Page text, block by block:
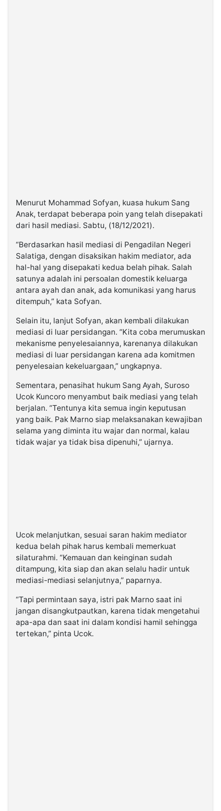
Menurut Mohammad Sofyan, kuasa hukum Sang
Anak, terdapat beberapa poin yang telah disepakati
dari hasil mediasi. Sabtu, (18/12/2021).
“Berdasarkan hasil mediasi di Pengadilan Negeri
Salatiga, dengan disaksikan hakim mediator, ada
hal-hal yang disepakati kedua belah pihak. Salah
satunya adalah ini persoalan domestik keluarga
antara ayah dan anak, ada komunikasi yang harus
ditempuh,” kata Sofyan.
Selain itu, lanjut Sofyan, akan kembali dilakukan
mediasi di luar persidangan. “Kita coba merumuskan
mekanisme penyelesaiannya, karenanya dilakukan
mediasi di luar persidangan karena ada komitmen
penyelesaian kekeluargaan,” ungkapnya.
Sementara, penasihat hukum Sang Ayah, Suroso
Ucok Kuncoro menyambut baik mediasi yang telah
berjalan. “Tentunya kita semua ingin keputusan
yang baik. Pak Marno siap melaksanakan kewajiban
selama yang diminta itu wajar dan normal, kalau
tidak wajar ya tidak bisa dipenuhi,” ujarnya.
Ucok melanjutkan, sesuai saran hakim mediator
kedua belah pihak harus kembali memerkuat
silaturahmi. “Kemauan dan keinginan sudah
ditampung, kita siap dan akan selalu hadir untuk
mediasi-mediasi selanjutnya,” paparnya.
“Tapi permintaan saya, istri pak Marno saat ini
jangan disangkutpautkan, karena tidak mengetahui
apa-apa dan saat ini dalam kondisi hamil sehingga
tertekan,” pinta Ucok.